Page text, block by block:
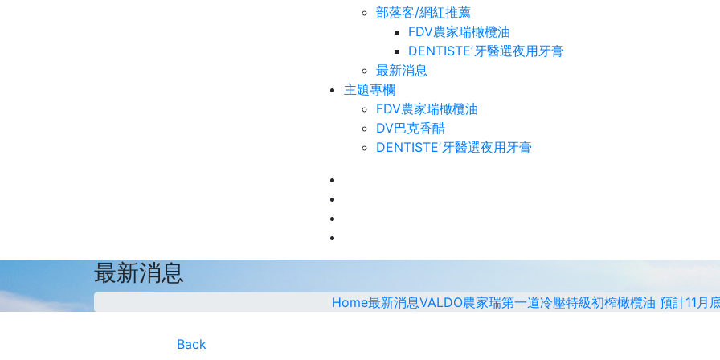
部落客/網紅推薦
FDV農家瑞橄欖油
DENTISTEʼ牙醫選夜用牙膏
最新消息
主題專欄
FDV農家瑞橄欖油
DV巴克香醋
DENTISTEʼ牙醫選夜用牙膏
最新消息
Home最新消息VALDO農家瑞第一道冷壓特級初榨橄欖油 預計11月
Back